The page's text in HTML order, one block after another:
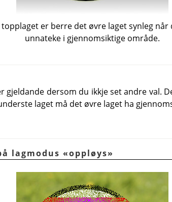
topplaget er berre det øvre laget synleg
unnateke i gjennomsiktige område.
gjeldande dersom du ikkje set andre val.
laget må det øvre laget ha
lagmodus «oppløys»